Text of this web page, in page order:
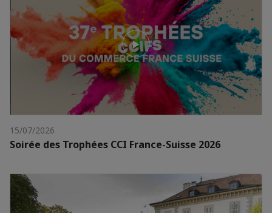
15/07/2026
Soirée des Trophées CCI France-Suisse 2026